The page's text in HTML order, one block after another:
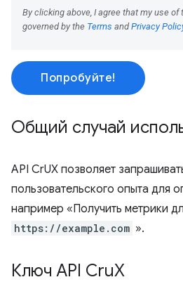
Попробуйте!
Общий случай
API CrUX позволяет
пользовательского опыта для
например «Получить метрики
https://example.com ».
Ключ API CruX